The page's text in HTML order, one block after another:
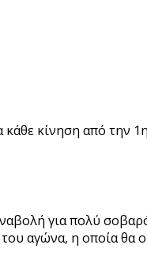
κάθε κίνηση από την
για πολύ
αγώνα, η οποία θα